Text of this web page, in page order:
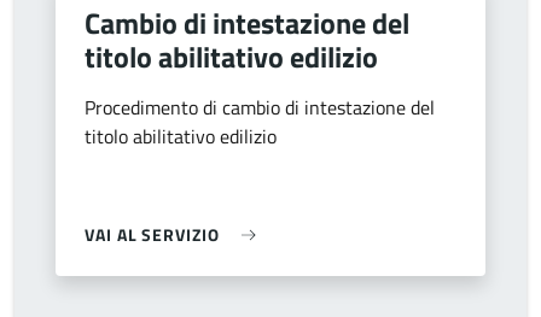
Cambio di intestazione del
titolo abilitativo edilizio
Procedimento di cambio di intestazione del
titolo abilitativo edilizio
VAI AL SERVIZIO